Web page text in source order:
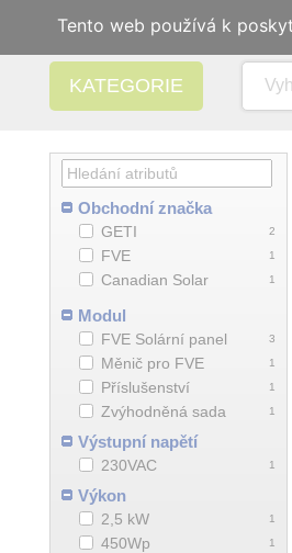
KATEGORIE
Obchodní značka
2
GETI
1
FVE
1
Canadian Solar
Modul
3
FVE Solární panel
1
Měnič pro FVE
1
Příslušenství
1
Zvýhodněná sada
Výstupní napětí
1
230VAC
Výkon
1
2,5 kW
1
450Wp
Tento web používá k